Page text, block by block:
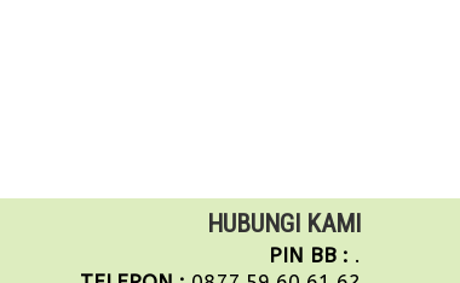
HUBUNGI KAMI
PIN BB : .